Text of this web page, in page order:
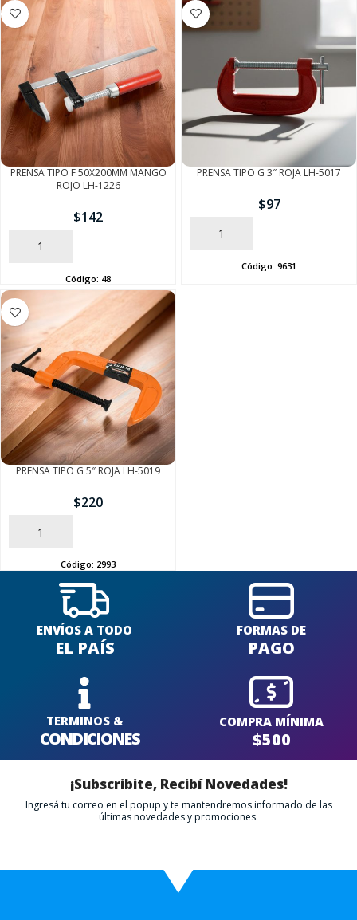
PRENSA TIPO F 50X200MM MANGO
ROJO LH-1226
$142
AÑADIR
Código: 48
PRENSA TIPO G 3″ ROJA LH-5017
$97
AÑADIR
Código: 9631
PRENSA TIPO G 5″ ROJA LH-5019
$220
AÑADIR
Código: 2993
ENVÍOS A TODO
EL PAÍS
FORMAS DE
PAGO
TERMINOS &
CONDICIONES
COMPRA MÍNIMA
$500
¡Subscribite, Recibí Novedades!
Ingresá tu correo en el popup y te mantendremos informado de las
últimas novedades y promociones.
FINALIZÁ TU COMPRA